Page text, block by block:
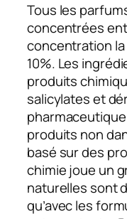
Tous les
concentrées
concentration
10%. Les
produits
salicylates et
produits non
basé sur des
chimie joue un
naturelles sont
qu’avec les